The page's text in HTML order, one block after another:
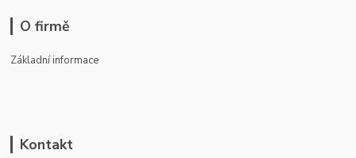
O firmě
Základní informace
Kontakt